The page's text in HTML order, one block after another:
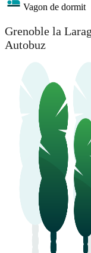
Vagon de dormit
Grenoble la
Autobuz